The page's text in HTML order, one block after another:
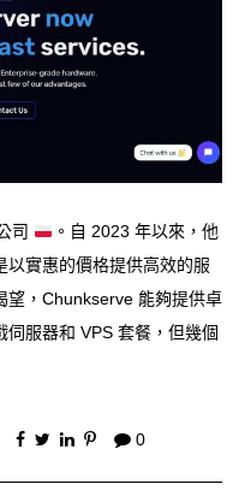
司
。自 2023 年以來，他
以實惠的價格提供高效的服
望，Chunkserve 能夠提供卓
服器和 VPS 套餐，但幾個
0